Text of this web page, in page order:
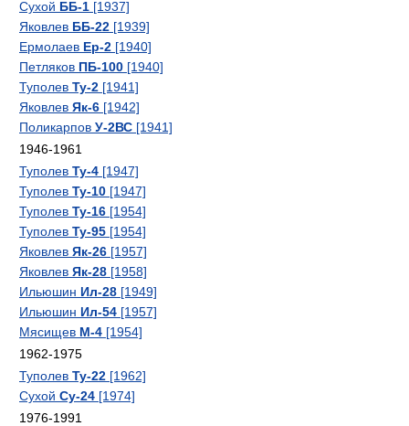
Сухой ББ-1 [1937]
Яковлев ББ-22 [1939]
Ермолаев Ер-2 [1940]
Петляков ПБ-100 [1940]
Туполев Ту-2 [1941]
Яковлев Як-6 [1942]
Поликарпов У-2ВС [1941]
1946-1961
Туполев Ту-4 [1947]
Туполев Ту-10 [1947]
Туполев Ту-16 [1954]
Туполев Ту-95 [1954]
Яковлев Як-26 [1957]
Яковлев Як-28 [1958]
Ильюшин Ил-28 [1949]
Ильюшин Ил-54 [1957]
Мясищев М-4 [1954]
1962-1975
Туполев Ту-22 [1962]
Сухой Су-24 [1974]
1976-1991